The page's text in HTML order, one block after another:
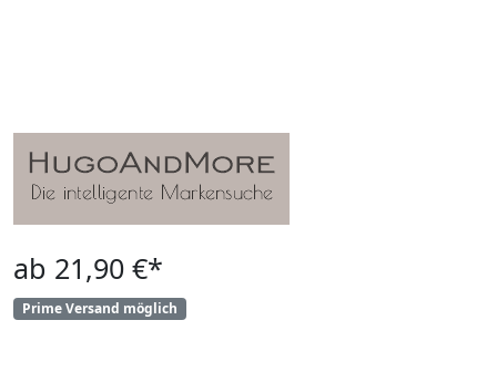
ab 21,90 €*
Prime Versand möglich